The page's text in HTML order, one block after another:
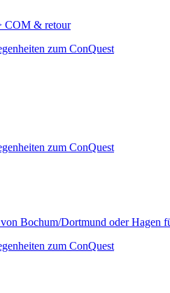
COM & retour
zum ConQuest
zum ConQuest
Bochum/Dortmund oder Hagen
zum ConQuest